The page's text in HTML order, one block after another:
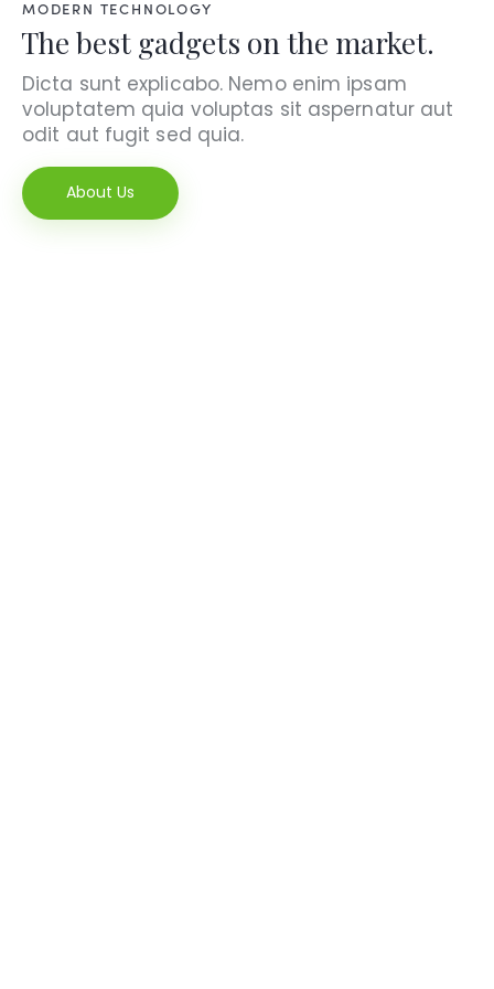
MODERN TECHNOLOGY
The best gadgets on the market.
Dicta sunt explicabo. Nemo enim ipsam
voluptatem quia voluptas sit aspernatur aut
odit aut fugit sed quia.
About Us